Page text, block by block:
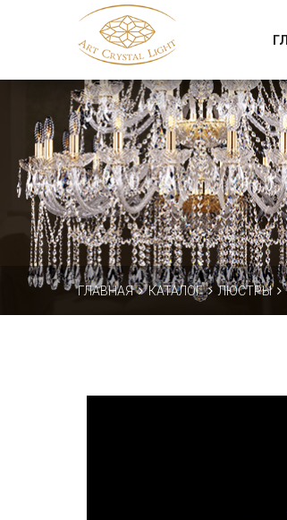
Официальный магазин
ГЛАВНАЯ КАТАЛОГ ЛЮСТРЫ